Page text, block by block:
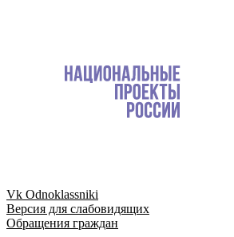
Vk Odnoklassniki
Версия для слабовидящих
Обращения граждан